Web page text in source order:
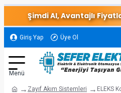
Şimdi Al, Avantajlı
Giriş Yap Üye Ol
Zayıf Akım Sistemleri ELEKS